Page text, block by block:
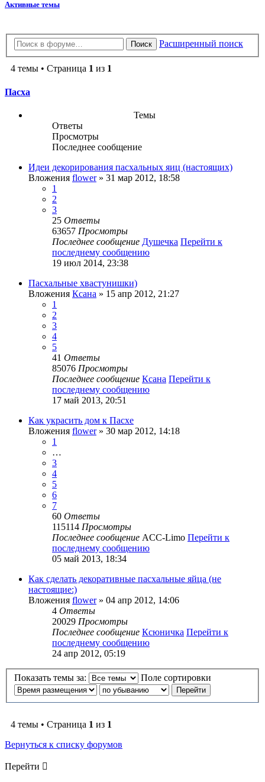
Активные темы
Поиск Расширенный поиск
4 темы • Страница 1 из 1
Пасха
Темы
Ответы
Просмотры
Последнее сообщение
Идеи декорирования пасхальных яиц (настоящих)
Вложения flower» 31 мар 2012, 18:58
1
2
3
25 Ответы
63657 Просмотры
Последнее сообщение Душечка Перейти к
последнему сообщению
19 июл 2014, 23:38
Пасхальные хвастунишки)
Вложения Ксана » 15 апр 2012, 21:27
1
2
3
4
5
41 Ответы
85076 Просмотры
Последнее сообщение Ксана Перейти к
последнему сообщению
17 май 2013, 20:51
Как украсить дом к Пасхе
Вложения flower» 30 мар 2012, 14:18
1
…
3
4
5
6
7
60 Ответы
115114 Просмотры
Последнее сообщение ACC-Limo Перейти к
последнему сообщению
05 май 2013, 18:34
Как сделать декоративные пасхальные яйца (не
настоящие:)
Вложения flower» 04 апр 2012, 14:06
4 Ответы
20029 Просмотры
Последнее сообщение Ксюничка Перейти к
последнему сообщению
24 апр 2012, 05:19
Показать темы за: Поле сортировки
4 темы • Страница 1 из 1
Вернуться к списку форумов
Перейти